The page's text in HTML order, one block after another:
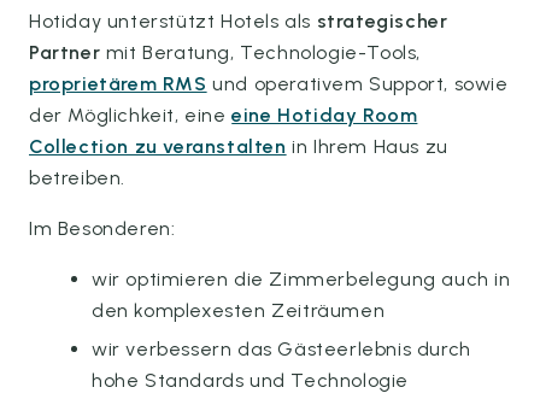
Hotiday unterstützt Hotels als strategischer
Partner mit Beratung, Technologie-Tools,
proprietärem RMS und operativem Support, sowie
der Möglichkeit, eineeine Hotiday Room
Collection zu veranstalten in Ihrem Haus zu
betreiben.
Im Besonderen:
wir optimieren die Zimmerbelegung auch in
den komplexesten Zeiträumen
wir verbessern das Gästeerlebnis durch
hohe Standards und Technologie